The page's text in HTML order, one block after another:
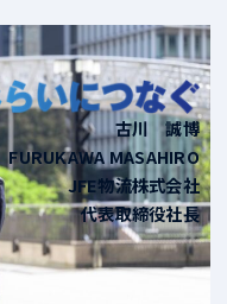
古川 誠博
FURUKAWA MASAHIRO
JFE物流株式会社
代表取締役社長